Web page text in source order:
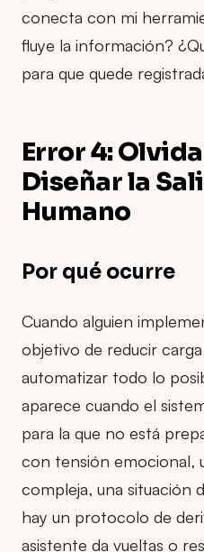
conecta con mi
fluye la información?
para que quede
Error 4:
Diseñar la
Humano
Por qué ocurre
Cuando alguien
objetivo de reducir
automatizar todo lo
aparece cuando el
para la que no está
con tensión emocional,
compleja, una situación
hay un protocolo de
asistente da vueltas o